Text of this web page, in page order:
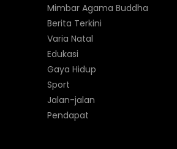
Mimbar Agama Buddha
Berita Terkini
Varia Natal
Edukasi
Gaya Hidup
Sport
Jalan-jalan
Pendapat